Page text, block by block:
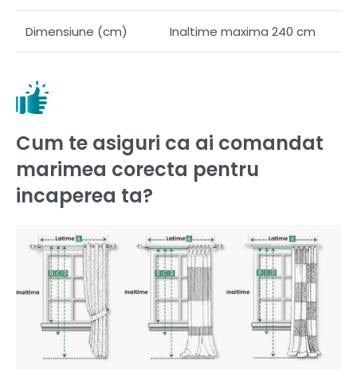
Dimensiune (cm) Inaltime maxima 240 cm
Cum te asiguri ca ai comandat
marimea corecta pentru
incaperea ta?